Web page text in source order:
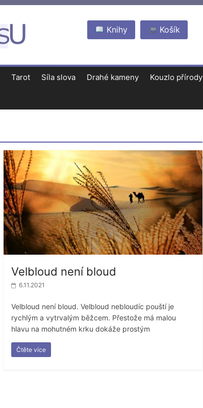
Košík
Knihy
Tarot Síla slova Drahé kameny Kouzlo přírody
Velbloud není bloud
6.11.2021
Velbloud není bloud. Velbloud nebloudíc pouští je
rychlým a vytrvalým běžcem. Přestože má malou
hlavu na mohutném krku dokáže prostým
Čtěte více